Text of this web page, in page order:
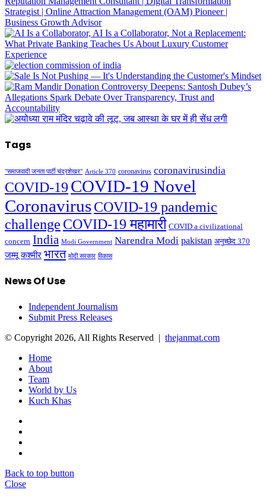
Tags
"समाजवादी जनता पार्टी चंद्रशेखर" Article 370 coronavirus coronavirusindia
COVID-19 COVID-19 Novel
CoronavirusCOVID-19 pandemic
challenge COVID-19 महामारी COVID a civilizational
concern India Modi Government Narendra Modi pakistan अनुच्छेद 370
जम्मू कश्मीर भारत मोदी सरकार विकास
News Of Use
Independent Journalism
Submit Press Releases
© Copyright 2026, All Rights Reserved | thejanmat.com
Home
About
Team
World by Us
Kuch Khas
Back to top button
Close